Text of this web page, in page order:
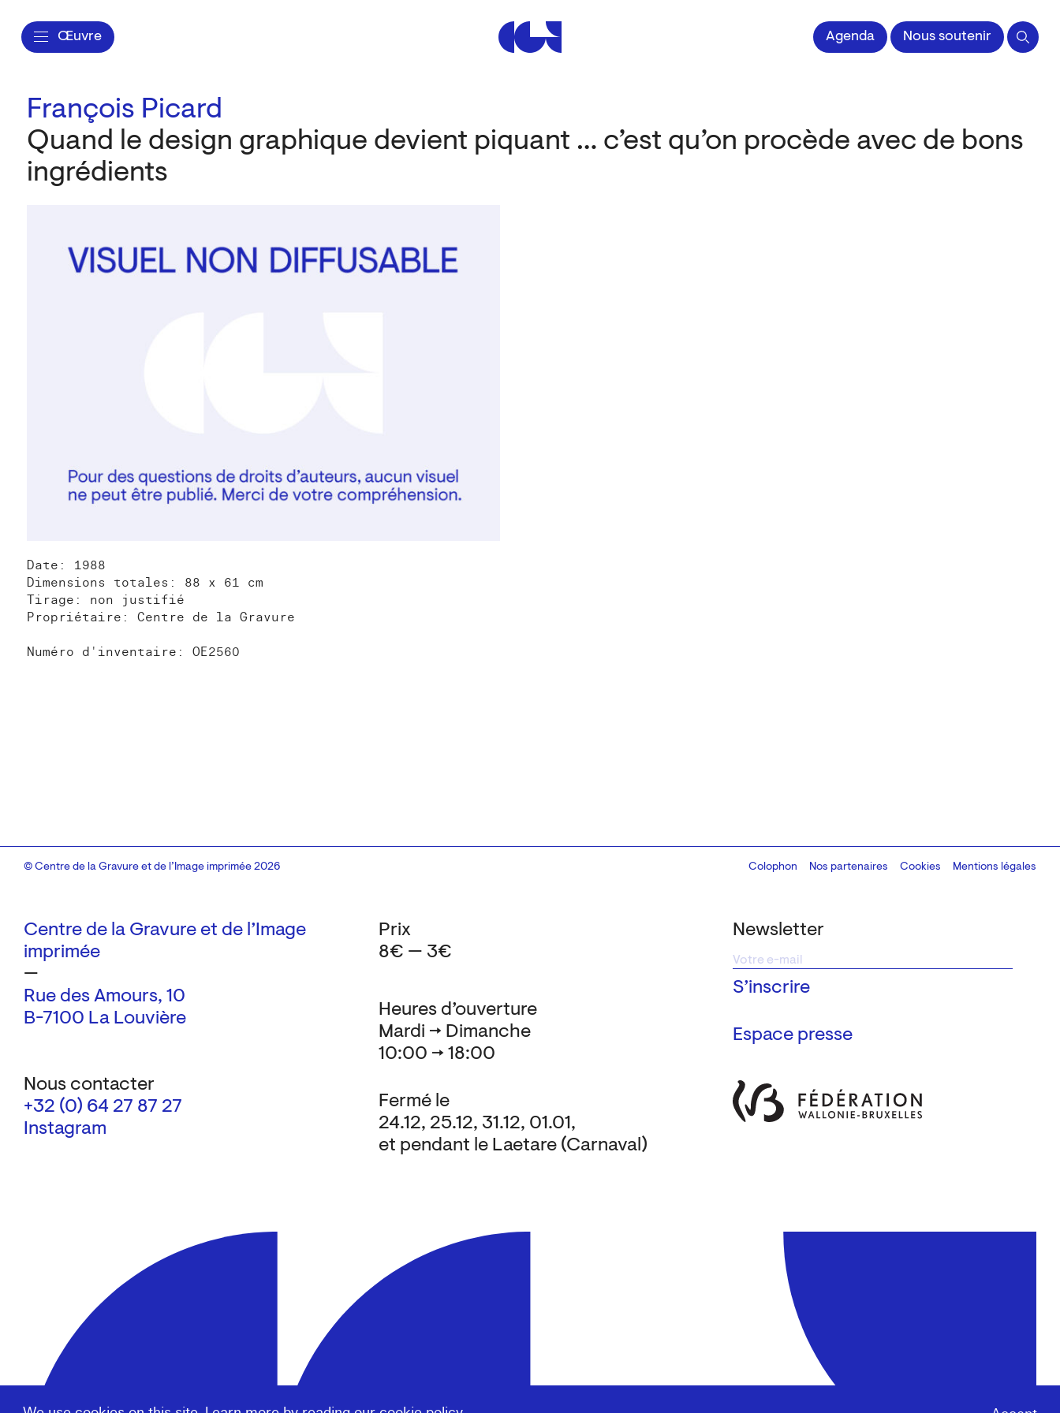
Œuvre Centre de la Gravure et de l'Image impriméeAgenda Nous soutenir
François Picard
Quand le design graphique devient piquant … c’est qu’on procède avec de bons
ingrédients
Date: 1988
Dimensions totales: 88 x 61 cm
Tirage: non justifié
Propriétaire: Centre de la Gravure
Numéro d'inventaire: OE2560
Centre de la Gravure et de l’Image
imprimée
—
Rue des Amours, 10
B-7100 La Louvière
Nous contacter
+32 (0) 64 27 87 27
Instagram
Newsletter
Espace presse
Heures d’ouverture
Mardi → Dimanche
10:00 → 18:00
Fermé le
24.12, 25.12, 31.12, 01.01,
et pendant le Laetare (Carnaval)
Prix
8€ — 3€
© Centre de la Gravure et de l’Image imprimée 2026 Colophon
Design:Marcel Kaczmarek, code:8080.studio
Nos partenaires Cookies Mentions légales